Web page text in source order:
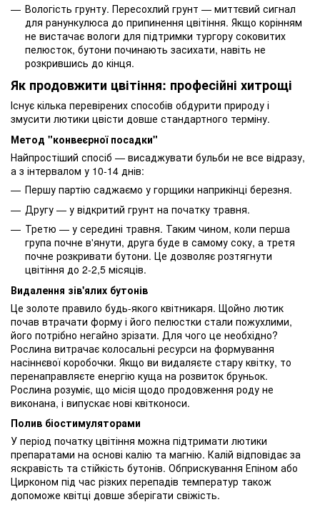
Вологість грунту. Пересохлий грунт — миттєвий сигнал
для ранункулюса до припинення цвітіння. Якщо корінням
не вистачає вологи для підтримки тургору соковитих
пелюсток, бутони починають засихати, навіть не
розкрившись до кінця.
Як продовжити цвітіння: професійні хитрощі
Існує кілька перевірених способів обдурити природу і
змусити лютики цвісти довше стандартного терміну.
Метод "конвеєрної посадки"
Найпростіший спосіб — висаджувати бульби не все відразу,
а з інтервалом у 10-14 днів:
Першу партію саджаємо у горщики наприкінці березня.
Другу — у відкритий грунт на початку травня.
Третю — у середині травня. Таким чином, коли перша
група почне в'янути, друга буде в самому соку, а третя
почне розкривати бутони. Це дозволяє розтягнути
цвітіння до 2-2,5 місяців.
Видалення зів'ялих бутонів
Це золоте правило будь-якого квітникаря. Щойно лютик
почав втрачати форму і його пелюстки стали пожухлими,
його потрібно негайно зрізати. Для чого це необхідно?
Рослина витрачає колосальні ресурси на формування
насіннєвої коробочки. Якщо ви видаляєте стару квітку, то
перенаправляєте енергію куща на розвиток бруньок.
Рослина розуміє, що місія щодо продовження роду не
виконана, і випускає нові квітконоси.
Полив біостимуляторами
У період початку цвітіння можна підтримати лютики
препаратами на основі калію та магнію. Калій відповідає за
яскравість та стійкість бутонів. Обприскування Епіном або
Цирконом під час різких перепадів температур також
допоможе квітці довше зберігати свіжість.